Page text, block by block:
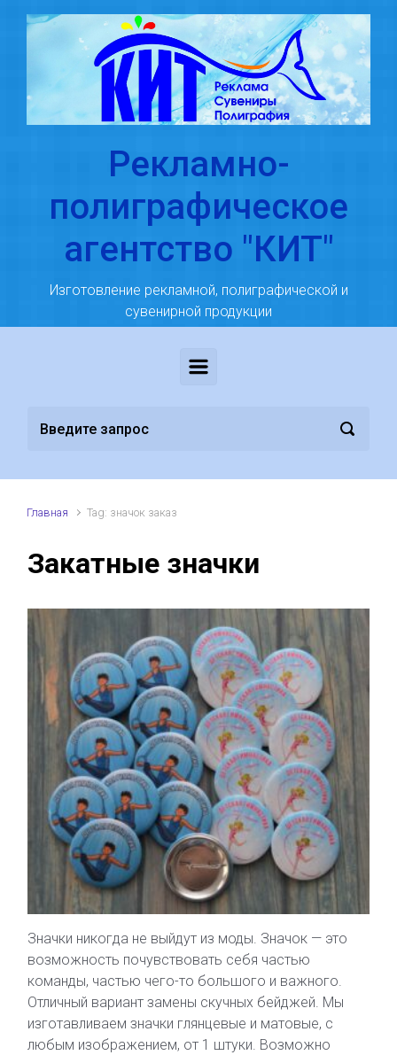
Skip to main content
Рекламно-
полиграфическое
агентство "КИТ"
Изготовление рекламной, полиграфической и
сувенирной продукции
Главная Tag: значок заказ
Закатные значки
Значки никогда не выйдут из моды. Значок — это
возможность почувствовать себя частью
команды, частью чего-то большого и важного.
Отличный вариант замены скучных бейджей. Мы
изготавливаем значки глянцевые и матовые, с
любым изображением, от 1 штуки. Возможно